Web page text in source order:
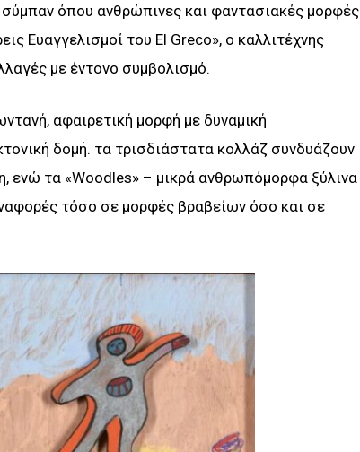
όπου ανθρώπινες και φαντασιακές μορφές
Ευαγγελισμοί του El Greco», ο καλλιτέχνης
με έντονο συμβολισμό.
αφαιρετική μορφή με δυναμική
δομή. τα τρισδιάστατα κολλάζ συνδυάζουν
ενώ τα «Woodles» – μικρά ανθρωπόμορφα ξύλινα
τόσο σε μορφές βραβείων όσο και σε